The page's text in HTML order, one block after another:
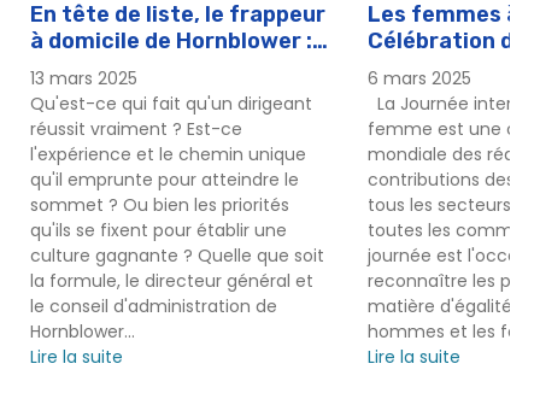
En tête de liste, le frappeur
à domicile de Hornblower :
Mike Flaskey, PDG
13 mars 2025
Qu'est-ce qui fait qu'un dirigeant
réussit vraiment ? Est-ce
l'expérience et le chemin unique
qu'il emprunte pour atteindre le
sommet ? Ou bien les priorités
qu'ils se fixent pour établir une
culture gagnante ? Quelle que soit
la formule, le directeur général et
le conseil d'administration de
Hornblower...
Lire la suite
Les femmes à
Célébration de
internationale
à Hornblower
6 mars 2025
La Journée
femme est une
mondiale des
contributions des
tous les secteurs
toutes les
journée est
reconnaître les
matière d'égalité
hommes et les
Lire la suite